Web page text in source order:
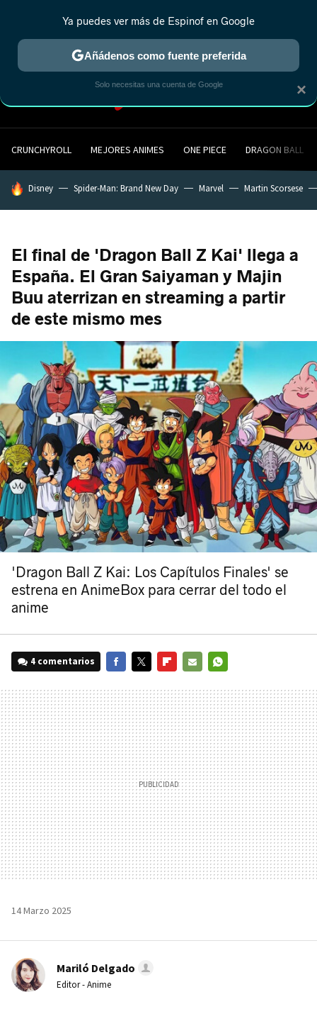
CRUNCHYROLL MEJORES ANIMES ONE PIECE DRAGON BALL
HOY SE HABLA DE
Disney Spider-Man: Brand New Day Marvel Martin Scorsese
El final de 'Dragon Ball Z Kai' llega a
España. El Gran Saiyaman y Majin
Buu aterrizan en streaming a partir
de este mismo mes
'Dragon Ball Z Kai: Los Capítulos Finales' se
estrena en AnimeBox para cerrar del todo el
anime
4 comentarios
MAIL
14 Marzo 2025
Mariló Delgado
Editor - Anime
×
Ya puedes ver más de Espinof en Google
Añádenos como fuente preferida
Solo necesitas una cuenta de Google